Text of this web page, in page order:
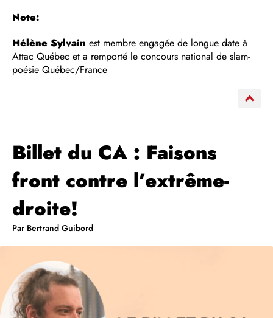
Note:
Hélène Sylvain est membre engagée de longue date à
Attac Québec et a remporté le concours national de slam-
poésie Québec/France
Billet du CA : Faisons
front contre l’extrême-
droite!
Par Bertrand Guibord